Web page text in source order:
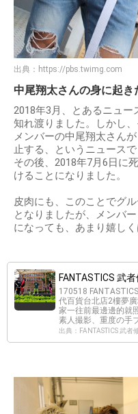
出典： https://pbs.twimg.com
中尾翔太さんの身に起き
2018年3月、とあるニュー
知れ渡りました。しかし
メンバーの中尾翔太さん
止する、というニュースで
その後、2018年7月6日に
けることになりました。
皮肉にも、このことでグ
となりましたが、メンバ
になっても、あまり嬉し
FANTASTICS 武
170518
代百貨台北店2樓夢
家一往前最邊邊的就
素人撮影、重度の手
出典：FANTASTICS 武者